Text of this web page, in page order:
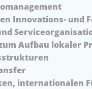
Innovations- und
Aufbau lokaler
internationalen